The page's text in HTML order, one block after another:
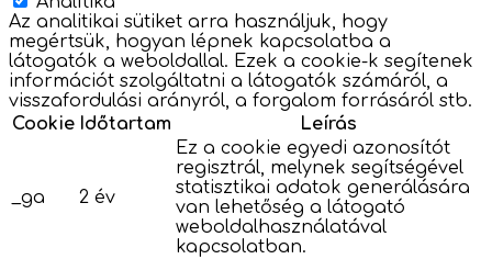
Az analitikai sütiket arra használjuk, hogy
megértsük, hogyan lépnek kapcsolatba a
látogatók a weboldallal. Ezek a cookie-k segítenek
információt szolgáltatni a látogatók számáról, a
visszafordulási arányról, a forgalom forrásáról stb.
Cookie Időtartam Leírás
_ga 2 év
Ez a cookie egyedi azonosítót
regisztrál, melynek segítségével
statisztikai adatok generálására
van lehetőség a látogató
weboldalhasználatával
kapcsolatban.